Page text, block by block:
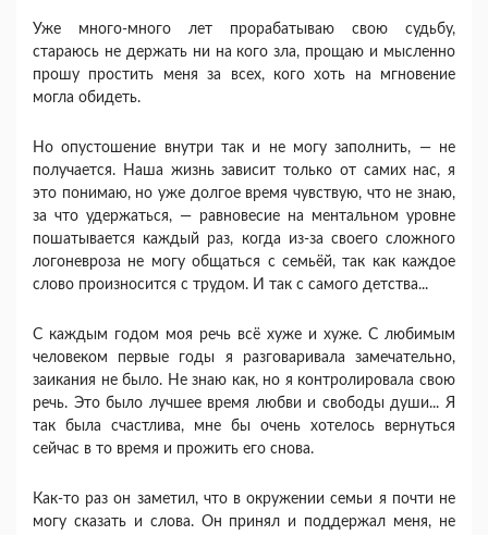
Уже много-много лет прорабатываю свою судьбу,
стараюсь не держать ни на кого зла, прощаю и мысленно
прошу простить меня за всех, кого хоть на мгновение
могла обидеть.
Но опустошение внутри так и не могу заполнить, — не
получается. Наша жизнь зависит только от самих нас, я
это понимаю, но уже долгое время чувствую, что не знаю,
за что удержаться, — равновесие на ментальном уровне
пошатывается каждый раз, когда из-за своего сложного
логоневроза не могу общаться с семьёй, так как каждое
слово произносится с трудом. И так с самого детства...
С каждым годом моя речь всё хуже и хуже. С любимым
человеком первые годы я разговаривала замечательно,
заикания не было. Не знаю как, но я контролировала свою
речь. Это было лучшее время любви и свободы души... Я
так была счастлива, мне бы очень хотелось вернуться
сейчас в то время и прожить его снова.
Как-то раз он заметил, что в окружении семьи я почти не
могу сказать и слова. Он принял и поддержал меня, не